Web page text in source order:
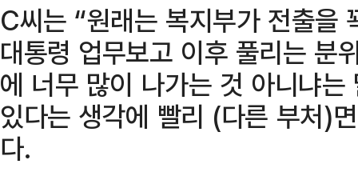
C씨는 “원래는 복지부가 전출을
대통령 업무보고 이후 풀리는 분
에 너무 많이 나가는 것 아니냐
있다는 생각에 빨리 (다른 부처)
다.